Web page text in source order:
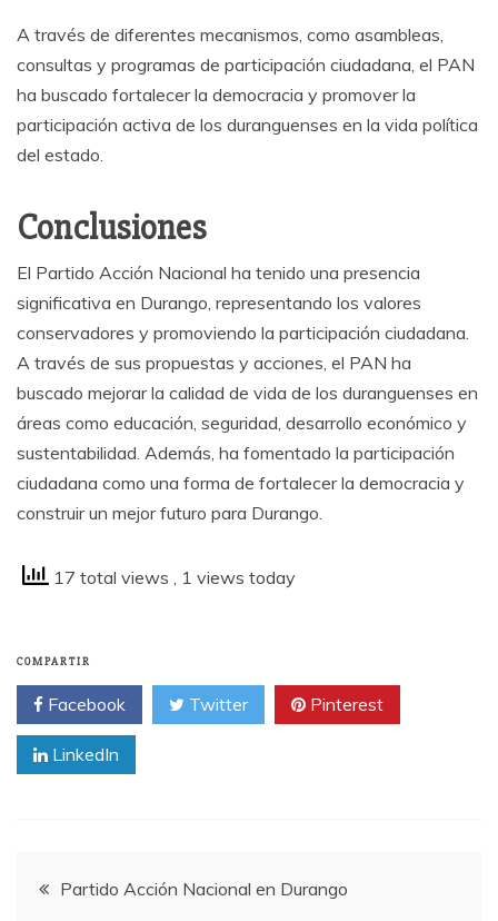
A través de diferentes mecanismos, como asambleas,
consultas y programas de participación ciudadana, el PAN
ha buscado fortalecer la democracia y promover la
participación activa de los duranguenses en la vida política
del estado.
Conclusiones
El Partido Acción Nacional ha tenido una presencia
significativa en Durango, representando los valores
conservadores y promoviendo la participación ciudadana.
A través de sus propuestas y acciones, el PAN ha
buscado mejorar la calidad de vida de los duranguenses en
áreas como educación, seguridad, desarrollo económico y
sustentabilidad. Además, ha fomentado la participación
ciudadana como una forma de fortalecer la democracia y
construir un mejor futuro para Durango.
17 total views , 1 views today
COMPARTIR
Facebook Twitter Pinterest
LinkedIn
Partido Acción Nacional en Durango